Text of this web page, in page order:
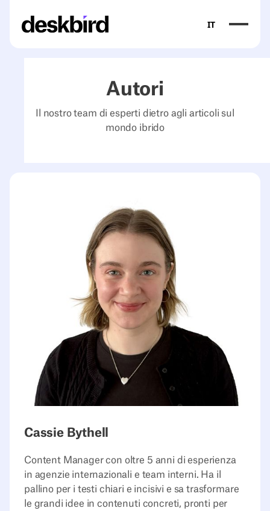
IT
Autori
Il nostro team di esperti dietro agli articoli sul
mondo ibrido
Cassie Bythell
Content Manager con oltre 5 anni di esperienza
in agenzie internazionali e team interni. Ha il
pallino per i testi chiari e incisivi e sa trasformare
le grandi idee in contenuti concreti, pronti per